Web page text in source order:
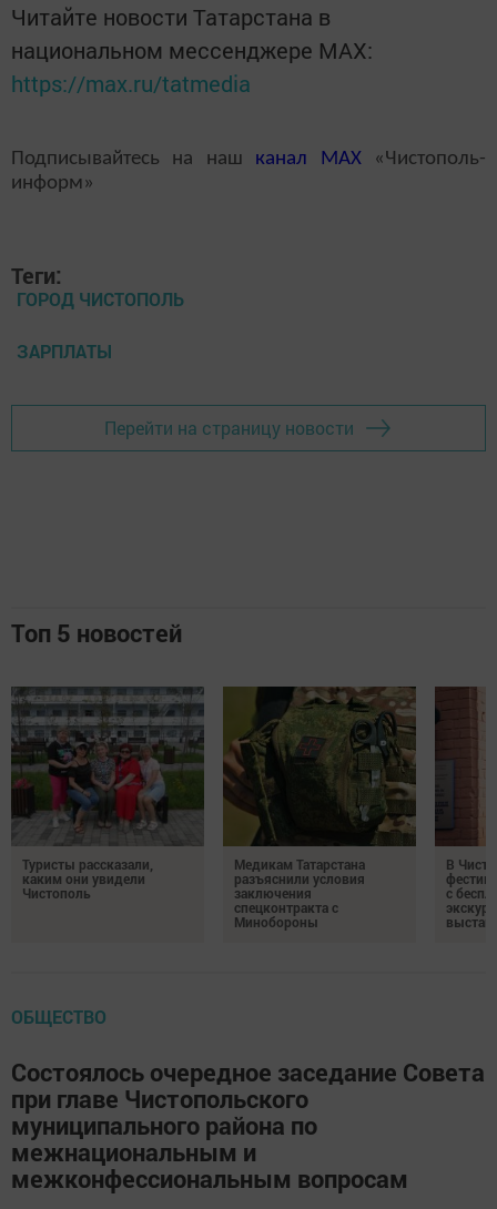
Читайте новости Татарстана в
национальном мессенджере MАХ:
https://max.ru/tatmedia
Подписывайтесь на наш канал MAX«Чистополь-
информ»
Теги:
ГОРОД ЧИСТОПОЛЬ
ЗАРПЛАТЫ
Перейти на страницу новости
Топ 5 новостей
Туристы рассказали,
каким они увидели
Чистополь
Медикам Татарстана
разъяснили условия
заключения
спецконтракта с
Минобороны
В
с
ОБЩЕСТВО
Состоялось очередное заседание Совета
при главе Чистопольского
муниципального района по
межнациональным и
межконфессиональным вопросам